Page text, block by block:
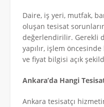
Daire, iş yeri, mutfak,
oluşan tesisat
değerlendirilir. Gerekli
yapılır, işlem öncesinde
ve fiyat bilgisi açık
Ankara’da Hangi
Ankara tesisatçı